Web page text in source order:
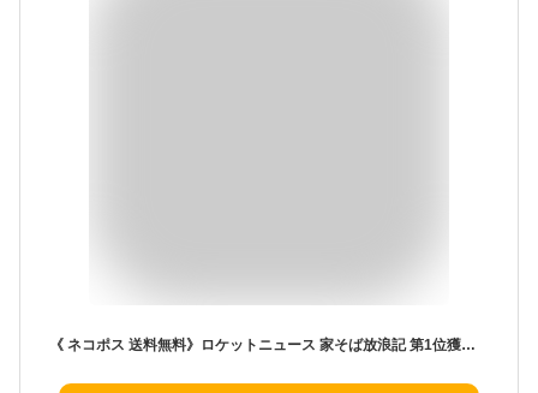
《 ネコポス 送料無料》ロケットニュース 家そば放浪記 第1位獲得！ 大内宿場そば 360g×2袋（約8人前）ギフト プレゼント 高級 食べ物 蕎麦 そば お取り寄せ グルメ 引っ越し お祝い 内祝 誕生日 奈良屋 会津 裁ちそば マツコの知らない世界 乾麺